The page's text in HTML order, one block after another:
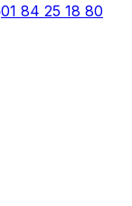
01 84 25 18 80